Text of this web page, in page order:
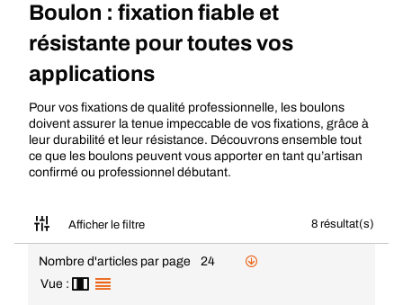
Boulon : fixation fiable et
résistante pour toutes vos
applications
Pour vos fixations de qualité professionnelle, les boulons
doivent assurer la tenue impeccable de vos fixations, grâce à
leur durabilité et leur résistance. Découvrons ensemble tout
ce que les boulons peuvent vous apporter en tant qu’artisan
confirmé ou professionnel débutant.
Afficher le filtre 8 résultat(s)
Nombre d'articles par page
24
Vue :